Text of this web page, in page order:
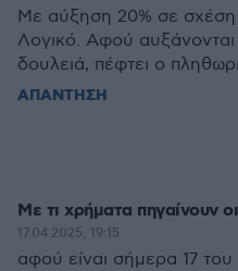
Με αύξηση 20% σε σχέση
Λογικό. Αφού αυξάνονται
δουλειά, πέφτει ο
ΑΠΑΝΤΗΣΗ
Με τι χρήματα πηγαίνουν
17.04.2025, 19:15
αφού είναι σήμερα 17